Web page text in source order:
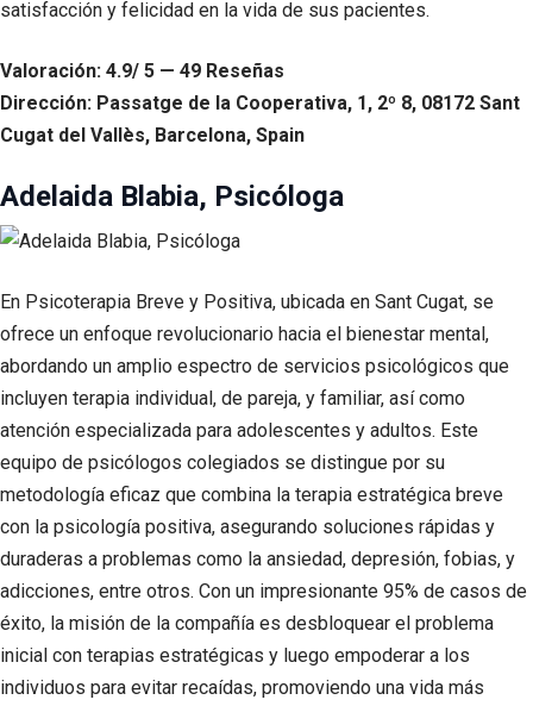
satisfacción y felicidad en la vida de sus pacientes.
Valoración: 4.9/ 5 — 49 Reseñas
Dirección: Passatge de la Cooperativa, 1, 2º 8, 08172 Sant
Cugat del Vallès, Barcelona, Spain
Adelaida Blabia, Psicóloga
En Psicoterapia Breve y Positiva, ubicada en Sant Cugat, se
ofrece un enfoque revolucionario hacia el bienestar mental,
abordando un amplio espectro de servicios psicológicos que
incluyen terapia individual, de pareja, y familiar, así como
atención especializada para adolescentes y adultos. Este
equipo de psicólogos colegiados se distingue por su
metodología eficaz que combina la terapia estratégica breve
con la psicología positiva, asegurando soluciones rápidas y
duraderas a problemas como la ansiedad, depresión, fobias, y
adicciones, entre otros. Con un impresionante 95% de casos de
éxito, la misión de la compañía es desbloquear el problema
inicial con terapias estratégicas y luego empoderar a los
individuos para evitar recaídas, promoviendo una vida más